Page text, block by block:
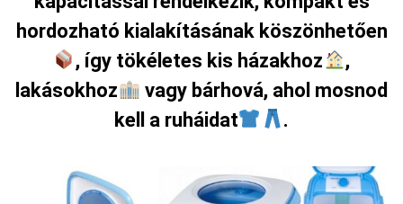
hordozható kialakításának köszönhetően
, így tökéletes kis házakhoz
,
lakásokhoz
vagy bárhová, ahol mosnod
kell a ruháidat
.